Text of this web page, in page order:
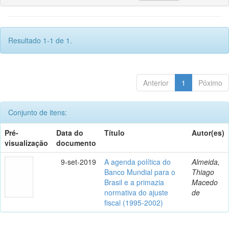
Resultado 1-1 de 1.
Anterior 1 Póximo
Conjunto de itens:
Pré-
visualização
Data do
documento
Título Autor(es)
9-set-2019
A agenda política do
Banco Mundial para o
Brasil e a primazia
normativa do ajuste
fiscal (1995-2002)
Almeida,
Thiago
Macedo
de